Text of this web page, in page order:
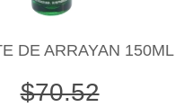
DE ARRAYAN 150ML
$70.52